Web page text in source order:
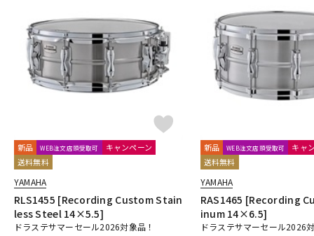
新品 WEB注文店頭受取可
キャンペーン
送料無料
YAMAHA
RLS1455 [Recording Custom Stain
less Steel 14×5.5]
ドラステサマーセール2026対象品！
新品 WEB注文店頭受取可
キャ
送料無料
YAMAHA
RAS1465 [Recording
inum 14×6.5]
ドラステサマーセール2026